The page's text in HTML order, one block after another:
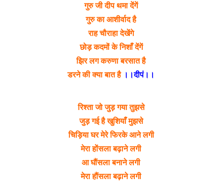
गुरु जी दीप थमा देंगें
गुरु का आशीर्वाद है
राह चौराहा देखेंगे
छोड़ कदमों के निशाँ देंगें
झिर लग करुणा बरसात है
डरने की क्या बात है ।।दीपं।।
रिश्ता जो जुड़ गया तुझसे
जुड़ गई है खुशियाँ मुझसे
चिड़िया घर मेरे फिरके आने लगी
मेरा होंसला बढ़ाने लगी
आ घौंसला बनाने लगी
मेरा हौंसला बढ़ाने लगी